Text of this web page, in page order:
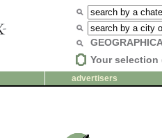
Your selection
advertisers